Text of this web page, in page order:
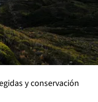
y conservación